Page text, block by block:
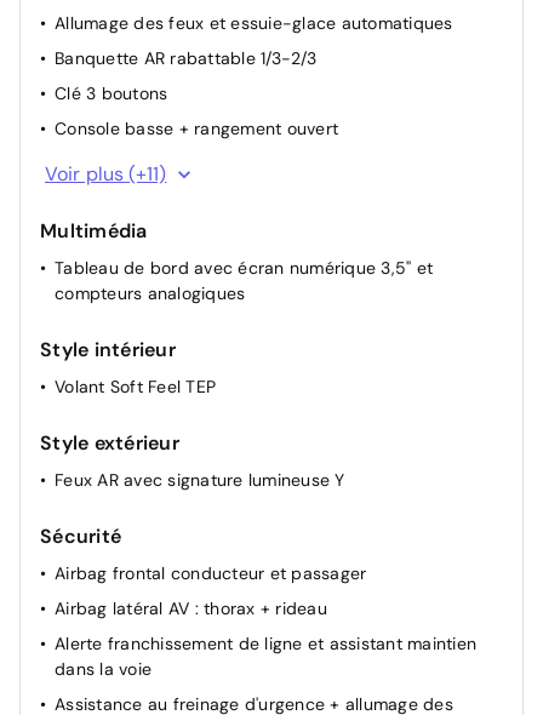
Allumage des feux et essuie-glace automatiques
Banquette AR rabattable 1/3-2/3
Clé 3 boutons
Console basse + rangement ouvert
Eclairage du coffre
Lève-vitres AR électriques
Lève-vitres AV électriques, conducteur impulsionnel
Projecteurs antibrouillard
Régulateur et limiteur de vitesse
Siège conducteur réglable en hauteur + accoudoir AV
Volant réglable en hauteur et en profondeur
Voir plus (+11)
Multimédia
Tableau de bord avec écran numérique 3,5'' et
compteurs analogiques
Style intérieur
Volant Soft Feel TEP
Style extérieur
Feux AR avec signature lumineuse Y
Sécurité
Airbag frontal conducteur et passager
Airbag latéral AV : thorax + rideau
Alerte franchissement de ligne et assistant maintien
dans la voie
Assistance au freinage d'urgence + allumage des